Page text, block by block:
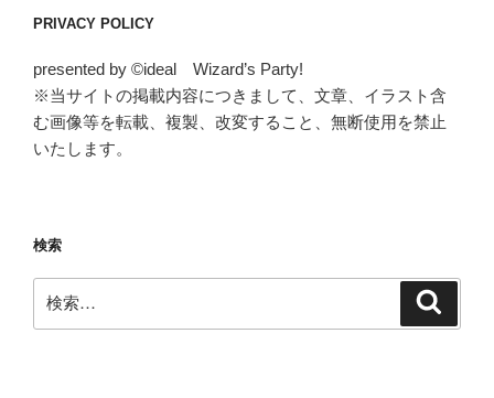
PRIVACY POLICY
presented by ©ideal Wizard’s Party!
※当サイトの掲載内容につきまして、文章、イラスト含
む画像等を転載、複製、改変すること、無断使用を禁止
いたします。
検索
索: